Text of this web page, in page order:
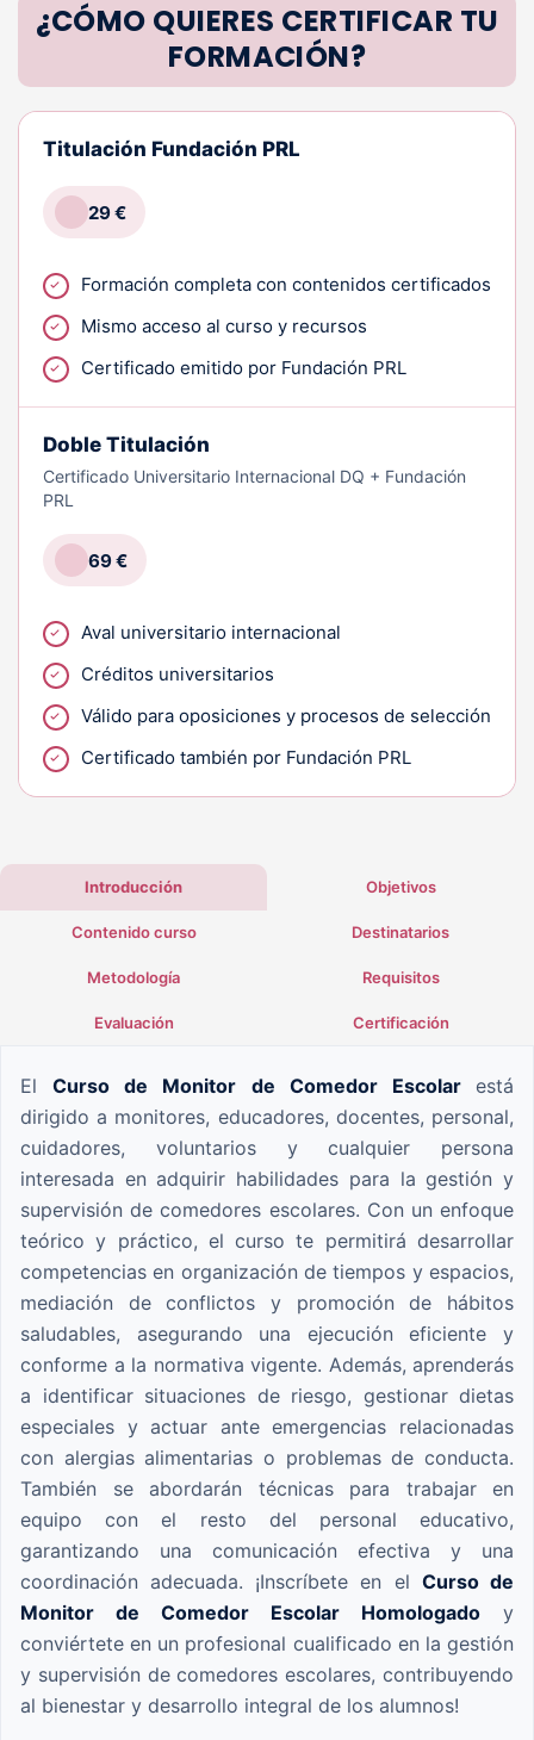
¿CÓMO QUIERES CERTIFICAR TU
FORMACIÓN?
Titulación Fundación PRL
29 €
Formación completa con contenidos certificados
Mismo acceso al curso y recursos
Certificado emitido por Fundación PRL
Doble Titulación
Certificado Universitario Internacional DQ + Fundación
PRL
69 €
Aval universitario internacional
Créditos universitarios
Válido para oposiciones y procesos de selección
Certificado también por Fundación PRL
Introducción Objetivos
Contenido curso Destinatarios
Metodología Requisitos
Evaluación Certificación
ElCurso de Monitor de Comedor Escolarestá
dirigido a monitores, educadores, docentes, personal,
cuidadores, voluntarios y cualquier persona
interesada en adquirir habilidades para la gestión y
supervisión de comedores escolares. Con un enfoque
teórico y práctico, el curso te permitirá desarrollar
competencias en organización de tiempos y espacios,
mediación de conflictos y promoción de hábitos
saludables, asegurando una ejecución eficiente y
conforme a la normativa vigente. Además, aprenderás
a identificar situaciones de riesgo, gestionar dietas
especiales y actuar ante emergencias relacionadas
con alergias alimentarias o problemas de conducta.
También se abordarán técnicas para trabajar en
equipo con el resto del personal educativo,
garantizando una comunicación efectiva y una
coordinación adecuada. ¡Inscríbete en el Curso de
Monitor de Comedor Escolar Homologado y
conviértete en un profesional cualificado en la gestión
y supervisión de comedores escolares, contribuyendo
al bienestar y desarrollo integral de los alumnos!